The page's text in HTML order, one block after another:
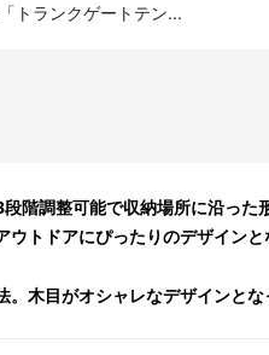
トランクゲートテン...
階調整可能で収納場所に沿った
トドアにぴったりのデザインと
。木目がオシャレなデザインと